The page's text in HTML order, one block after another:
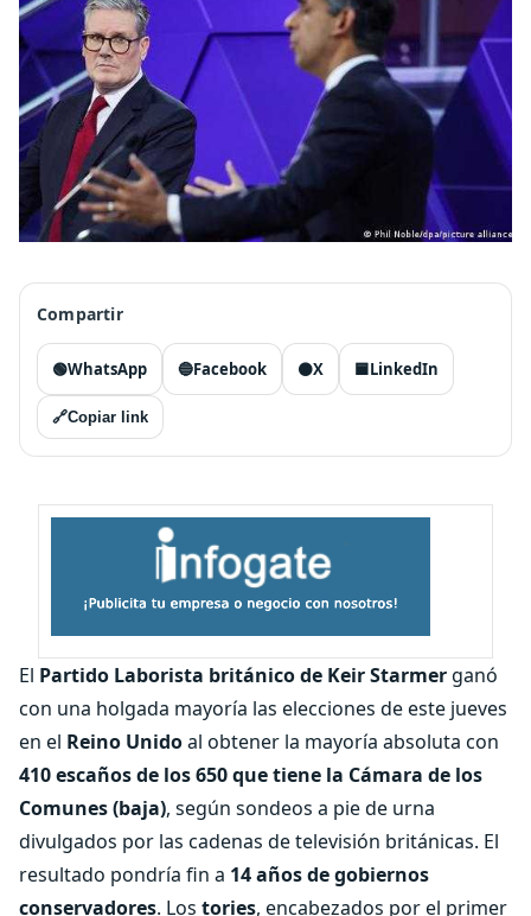
Compartir
🟢WhatsApp 🔵Facebook ⚫X 🟦LinkedIn
🔗Copiar link
El Partido Laborista británico de Keir Starmer ganó
con una holgada mayoría las elecciones de este jueves
en el Reino Unidoal obtener la mayoría absoluta con
410 escaños de los 650 que tiene la Cámara de los
Comunes (baja), según sondeos a pie de urna
divulgados por las cadenas de televisión británicas. El
resultado pondría fin a 14 años de gobiernos
conservadores. Los tories, encabezados por el primer